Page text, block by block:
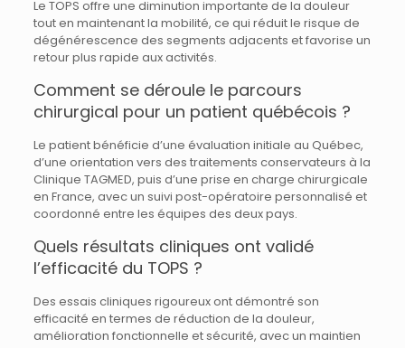
Le TOPS offre une diminution importante de la douleur
tout en maintenant la mobilité, ce qui réduit le risque de
dégénérescence des segments adjacents et favorise un
retour plus rapide aux activités.
Comment se déroule le parcours
chirurgical pour un patient québécois ?
Le patient bénéficie d’une évaluation initiale au Québec,
d’une orientation vers des traitements conservateurs à la
Clinique TAGMED, puis d’une prise en charge chirurgicale
en France, avec un suivi post-opératoire personnalisé et
coordonné entre les équipes des deux pays.
Quels résultats cliniques ont validé
l’efficacité du TOPS ?
Des essais cliniques rigoureux ont démontré son
efficacité en termes de réduction de la douleur,
amélioration fonctionnelle et sécurité, avec un maintien